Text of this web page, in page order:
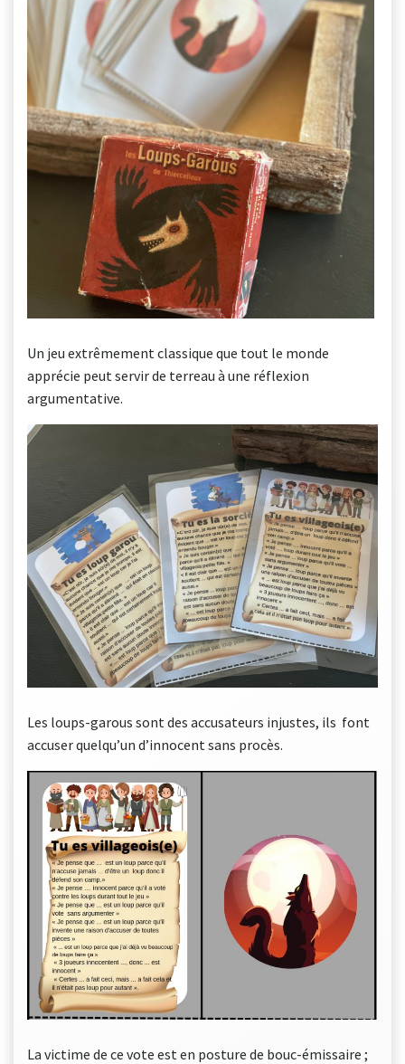
Un jeu extrêmement classique que tout le monde
apprécie peut servir de terreau à une réflexion
argumentative.
Les loups-garous sont des accusateurs injustes, ils font
accuser quelqu’un d’innocent sans procès.
La victime de ce vote est en posture de bouc-émissaire ;